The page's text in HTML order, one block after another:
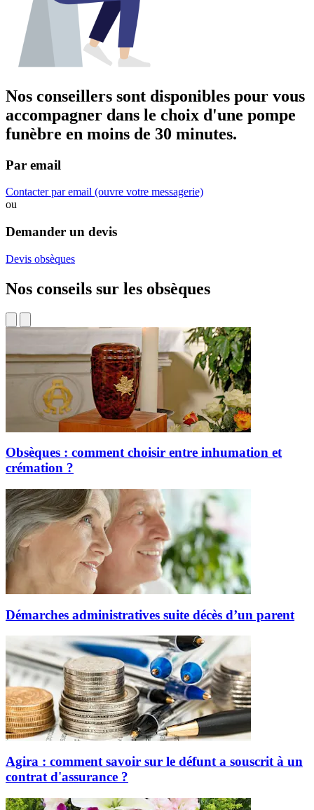
Nos conseillers sont disponibles pour vous
accompagner dans le choix d'une pompe
funèbre en moins de 30 minutes.
Par email
Contacter par email (ouvre votre messagerie)
ou
Demander un devis
Devis obsèques
Nos conseils sur les obsèques
Obsèques : comment choisir entre inhumation et
crémation ?
Démarches administratives suite décès d’un parent
Agira : comment savoir sur le défunt a souscrit à un
contrat d'assurance ?